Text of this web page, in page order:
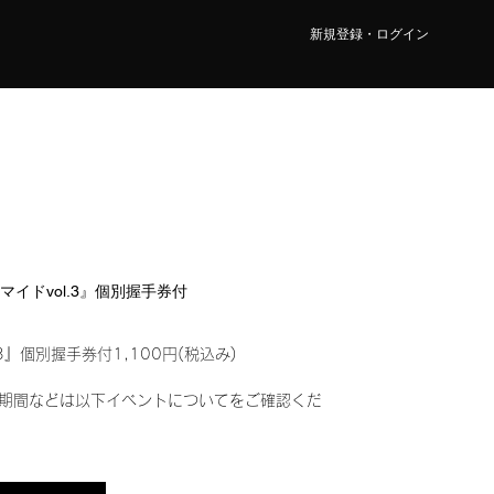
新規登録・ログイン
イドvol.3』個別握手券付
』個別握手券付1,100円(税込み)
間などは以下イベントについてをご確認くだ